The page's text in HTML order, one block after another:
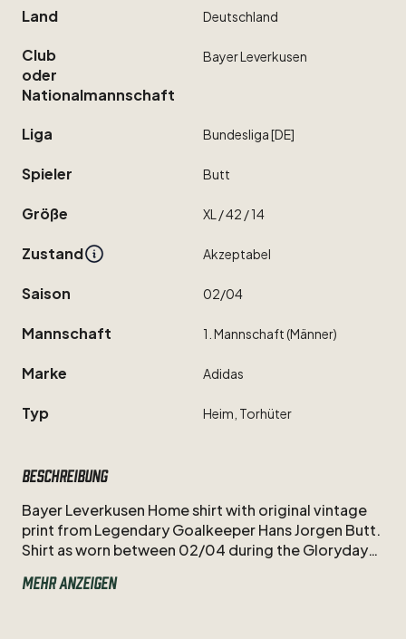
Land Deutschland
Club
oder
Nationalmannschaft
BayerLeverkusen
Liga Bundesliga[DE]
Spieler Butt
Größe XL ​/​42 ​/​14
Zustand Akzeptabel
Saison 02​/​04
Mannschaft 1. Mannschaft(Männer)
Marke Adidas
Typ Heim, Torhüter
Beschreibung
BayerLeverkusen Homeshirtwith originalvintage
print fromLegendaryGoalkeeperHansJorgen Butt.
Shirt asworn between 02​/​04 during theGlorydays
Mehr anzeigen